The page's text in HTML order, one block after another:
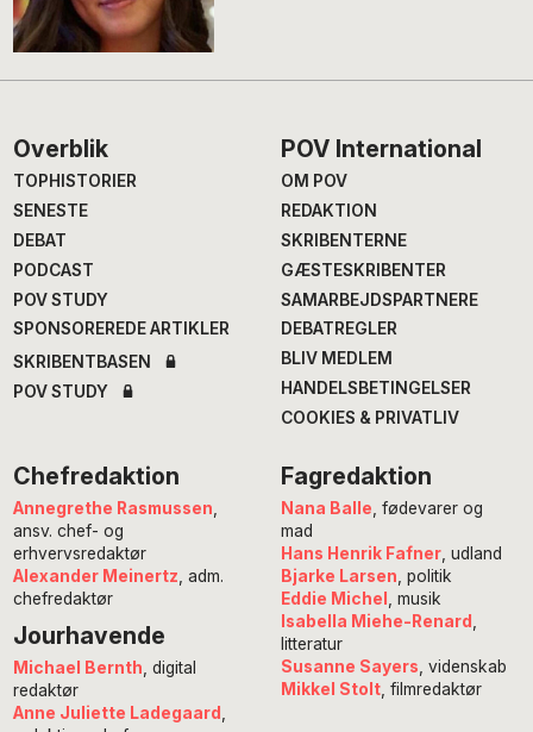
Footer
Overblik
TOPHISTORIER
SENESTE
DEBAT
PODCAST
POV STUDY
SPONSOREREDE ARTIKLER
SKRIBENTBASEN
POV STUDY
POV International
OM POV
REDAKTION
SKRIBENTERNE
GÆSTESKRIBENTER
SAMARBEJDSPARTNERE
DEBATREGLER
BLIV MEDLEM
HANDELSBETINGELSER
COOKIES & PRIVATLIV
Chefredaktion
Annegrethe Rasmussen
ansv. chef- og
erhvervsredaktør
Alexander Meinertz , adm.
chefredaktør
Jourhavende
Michael Bernth , digital
redaktør
Anne Juliette Ladegaard
Fagredaktion
Nana Balle , fødevarer og
mad
Hans Henrik Fafner, udland
Bjarke Larsen , politik
Eddie Michel
, musik
Isabella Miehe-Renard
litteratur
Susanne Sayers , videnskab
Mikkel Stolt, filmredaktør